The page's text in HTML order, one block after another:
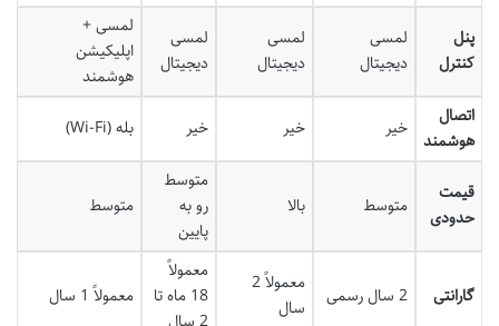
پنل
کنترل
لمسی
دیجیتال
لمسی
دیجیتال
لمسی
دیجیتال
لمسی +
اپلیکیشن
هوشمند
اتصال
هوشمند
خیر خیر خیر بله (Wi-Fi)
قیمت
حدودی
متوسط بالا
متوسط
رو به
پایین
متوسط
گارانتی 2 سال رسمی
معمولاً 2
سال
معمولاً
18 ماه تا
معمولاً 1 سال